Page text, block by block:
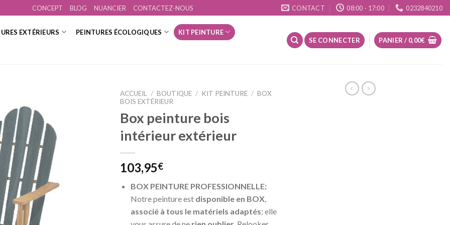
CONCEPT BLOG NUANCIER CONTACTEZ-NOUS CONTACT 08:00 - 17:00 0232840210
EXTÉRIEURS PEINTURES ÉCOLOGIQUES
KIT PEINTURE
SE CONNECTER PANIER / 0,00€
ACCUEIL / BOUTIQUE / KIT PEINTURE / BOX
BOIS EXTÉRIEUR
Box peinture bois
intérieur extérieur
103,95€
BOX PEINTURE PROFESSIONNELLE:
Notre peinture est disponible en BOX,
associé à tous le matériels adaptés; elle